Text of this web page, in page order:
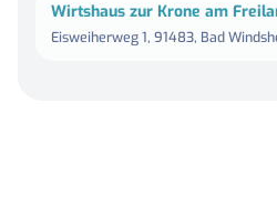
Wirtshaus zur Krone am
Eisweiherweg 1, 91483, Bad